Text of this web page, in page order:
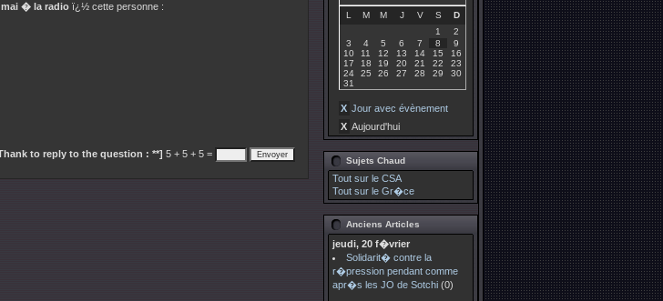
� la radio ï¿½ cette personne :
to reply to the question : **] 5 + 5 + 5 =
L M M J V S
D
1
2
3
4 5 6 7 8
9
10
11 12 13 14 15
16
17
18 19 20 21 22
23
24
25 26 27 28 29
30
31
X Jour avec évènement
X Aujourd'hui
Sujets Chaud
Tout sur le CSA
Tout sur le Gr�ce
Anciens Articles
jeudi, 20 f�vrier
Solidarit� contre la
r�pression pendant comme
apr�s les JO de Sotchi (0)